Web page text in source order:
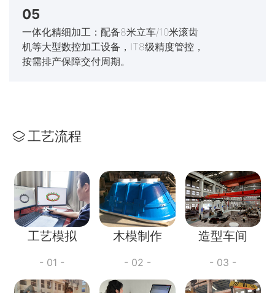
05
一体化精细加工：配备8米立车/10米滚齿
机等大型数控加工设备，IT8级精度管控，
按需排产保障交付周期。
工艺流程
工艺模拟
- 01 -
木模制作
- 02 -
造型车间
- 03 -